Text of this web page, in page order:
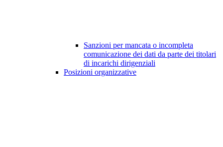
Sanzioni per mancata o incompleta
comunicazione dei dati da parte dei titolari
di incarichi dirigenziali
Posizioni organizzative